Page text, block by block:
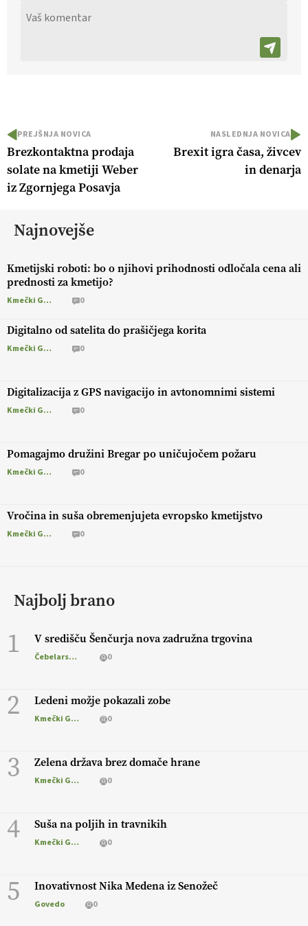
PREJŠNJA NOVICA
Brezkontaktna prodaja
solate na kmetiji Weber
iz Zgornjega Posavja
NASLEDNJA NOVICA
Brexit igra časa, živcev
in denarja
Najnovejše
Kmetijski roboti: bo o njihovi prihodnosti odločala cena ali
prednosti za kmetijo?
Kmečki Glas 0
Digitalno od satelita do prašičjega korita
Kmečki Glas 0
Digitalizacija z GPS navigacijo in avtonomnimi sistemi
Kmečki Glas 0
Pomagajmo družini Bregar po uničujočem požaru
Kmečki Glas 0
Vročina in suša obremenjujeta evropsko kmetijstvo
Kmečki Glas 0
Najbolj brano
1 V središču Šenčurja nova zadružna trgovina
Čebelarstvo 0
2 Ledeni možje pokazali zobe
Kmečki Glas 0
3 Zelena država brez domače hrane
Kmečki Glas 0
4 Suša na poljih in travnikih
Kmečki Glas 0
5 Inovativnost Nika Medena iz Senožeč
Govedo 0